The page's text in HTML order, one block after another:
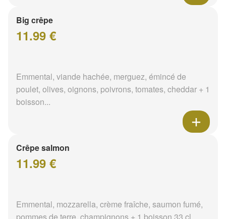
Big crêpe
11.99 €
Emmental, viande hachée, merguez, émincé de
poulet, olives, oignons, poivrons, tomates, cheddar + 1
boisson...
Crêpe salmon
11.99 €
Emmental, mozzarella, crème fraîche, saumon fumé,